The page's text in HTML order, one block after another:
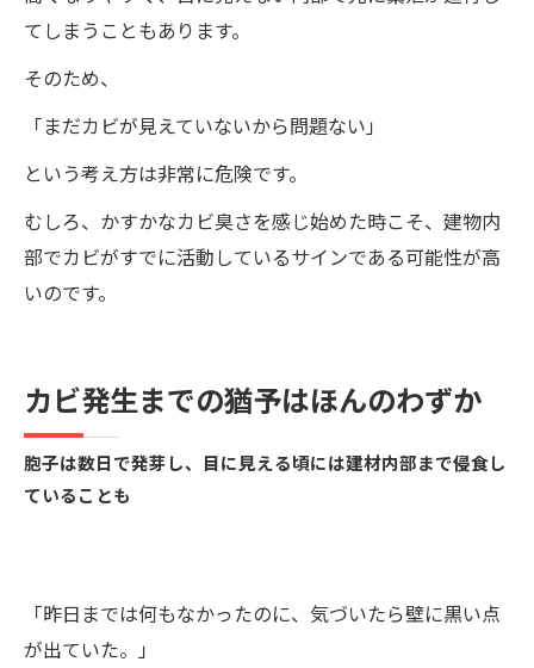
てしまうこともあります。
そのため、
「まだカビが見えていないから問題ない」
という考え方は非常に危険です。
むしろ、かすかなカビ臭さを感じ始めた時こそ、建物内
部でカビがすでに活動しているサインである可能性が高
いのです。
カビ発生までの猶予はほんのわずか
胞子は数日で発芽し、目に見える頃には建材内部まで侵食し
ていることも
「昨日までは何もなかったのに、気づいたら壁に黒い点
が出ていた。」